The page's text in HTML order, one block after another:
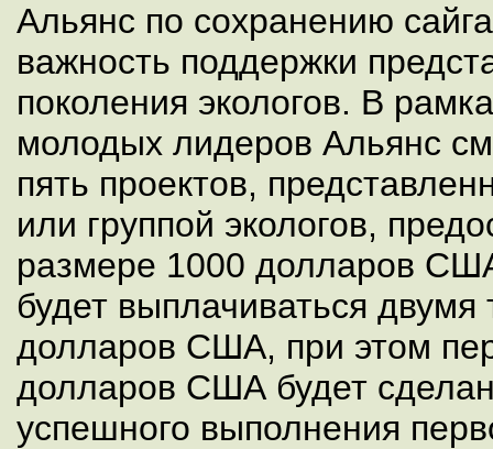
Альянс по сохранению
важность поддержки
поколения экологов. В
молодых лидеров Альянс
пять проектов,
или группой экологов,
размере 1000 долларов
будет выплачиваться
долларов США, при этом
долларов США будет
успешного выполнения